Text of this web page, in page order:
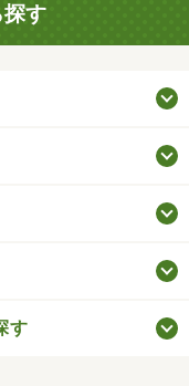
す
す